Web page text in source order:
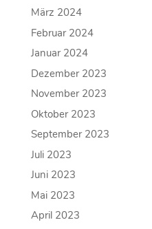
März 2024
Februar 2024
Januar 2024
Dezember 2023
November 2023
Oktober 2023
September 2023
Juli 2023
Juni 2023
Mai 2023
April 2023